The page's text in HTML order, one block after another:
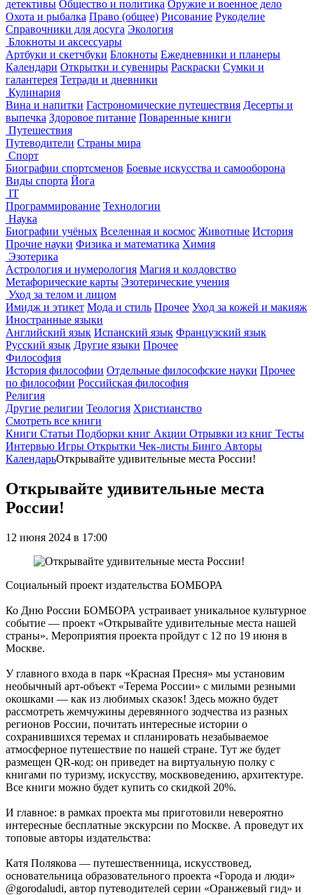
детективы Общество и политика Оружие и военное дело
Охота и рыбалка Право (общее) Рисование Рукоделие
Справочники для досуга Экология
Блокноты и аксессуары
Артбуки и скетчбуки Блокноты Ежедневники и планеры
Календари Открытки и сувениры Раскраски Сумки и
галантерея Тетради и дневники
Кулинария
Вина и напитки Гастрономические путешествия Десерты и
выпечка Здоровое питание Поваренные книги
Путешествия
Путеводители Страны мира
Спорт
Биографии спортсменов Боевые искусства и самооборона
Виды спорта Йога
IT
Программирование Технологии
Наука
Биографии учёных Вселенная и космос Животные История
Прочие науки Физика и математика Химия
Эзотерика
Астрология и нумерология Магия и колдовство
Метафорические карты Эзотерические учения
Уход за телом и лицом
Имидж и этикет Мода и стиль Прочее Уход за кожей и макияж
Иностранные языки
Английский язык Испанский язык Французский язык
Русский язык Другие языки Прочее
Философия
История философии Отдельные философские науки Прочее
по философии Российская философия
Религия
Другие религии Теология Христианство
Смотреть все книги
Книги Статьи Подборки книг Акции Отрывки из книг Тесты
Интервью Игры Открытки Чек-листы Бинго Авторы
КалендарьОткрывайте удивительные места России!
Открывайте удивительные места
России!
12 июня 2024 в 17:00
Социальный проект издательства БОМБОРА
Ко Дню России БОМБОРА устраивает уникальное культурное
событие — проект «Открывайте удивительные места нашей
страны». Мероприятия проекта пройдут с 12 по 19 июня в
Москве.
У главного входа в парк «Красная Пресня» мы установим
необычный арт-объект «Терема России» с милыми резными
окошками — как из любимых сказок! Здесь можно будет
рассмотреть жемчужины деревянного зодчества из разных
регионов России, почитать интересные истории о
сохранившихся теремах и спланировать незабываемое
атмосферное путешествие по нашей стране. Тут же будет
размещен QR-код: он приведет на виртуальную полку с
книгами по туризму, искусству, москвоведению, архитектуре.
Все книги можно будет купить со скидкой 20%.
И главное: в рамках проекта мы приготовили невероятно
интересные бесплатные экскурсии по Москве. А проведут их
топовые авторы издательства:
Катя Полякова — путешественница, искусствовед,
основательница образовательного проекта «Города и люди»
@gorodaludi, автор путеводителей серии «Оранжевый гид» и